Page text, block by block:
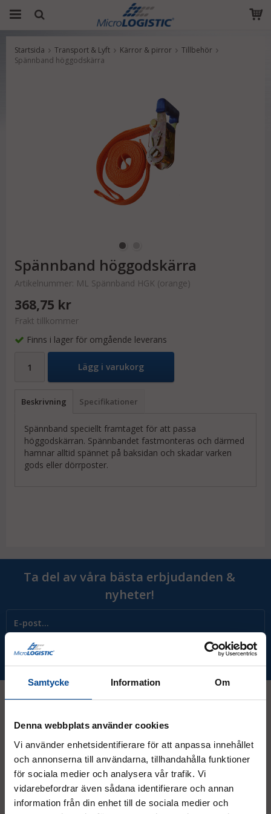
Samtycke Information Om
Denna webbplats använder cookies
Vi använder enhetsidentifierare för att anpassa innehållet
och annonserna till användarna, tillhandahålla funktioner
för sociala medier och analysera vår trafik. Vi
vidarebefordrar även sådana identifierare och annan
information från din enhet till de sociala medier och
Produkten har blivit tillagd i varukorgen
Startsida Transport & Lyft Kärror & pirror
Tillbehör
Spännband höggodskärra
Spännband höggodskärra
Artikelnummer: ML Spännband HGK (orange)
368,75 kr
Frakt tillkommer
Finns i lager för omgående leverans
Lägg i varukorg
Beskrivning Specifikationer
Spännband speciellt framtaget för att passa
höggodskärran. Spännbandet fastmonteras och därmed
hamnar alltid spännet på baksidan och skadar varken
gods eller dörrposter.
Ta del av våra bästa erbjudanden &
nyheter!
Kontakt
08 - 544 401 50
info@micrologistic.com
order@micrologistic.com